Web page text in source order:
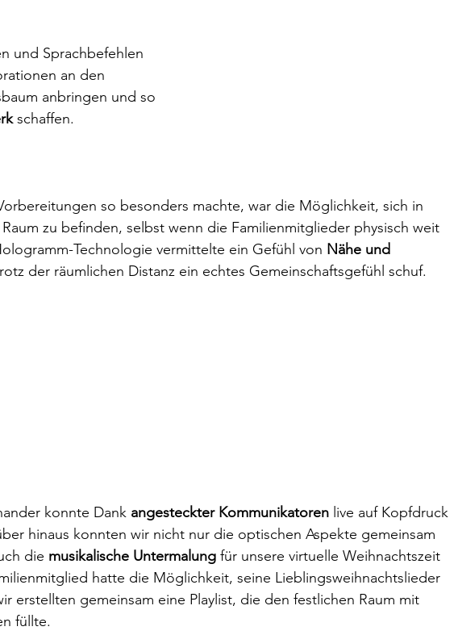
und Sprachbefehlen
an den
anbringen und so
schaffen.
so besonders machte, war die Möglichkeit, sich in
zu befinden, selbst wenn die Familienmitglieder physisch weit
Technologie vermittelte ein Gefühl von Nähe und
der räumlichen Distanz ein echtes Gemeinschaftsgefühl schuf.
konnte Dank angesteckter Kommunikatoren live auf Kopfdruck
hinaus konnten wir nicht nur die optischen Aspekte gemeinsam
die musikalische Untermalung für unsere virtuelle Weihnachtszeit
hatte die Möglichkeit, seine Lieblingsweihnachtslieder
erstellten gemeinsam eine Playlist, die den festlichen Raum mit
füllte.